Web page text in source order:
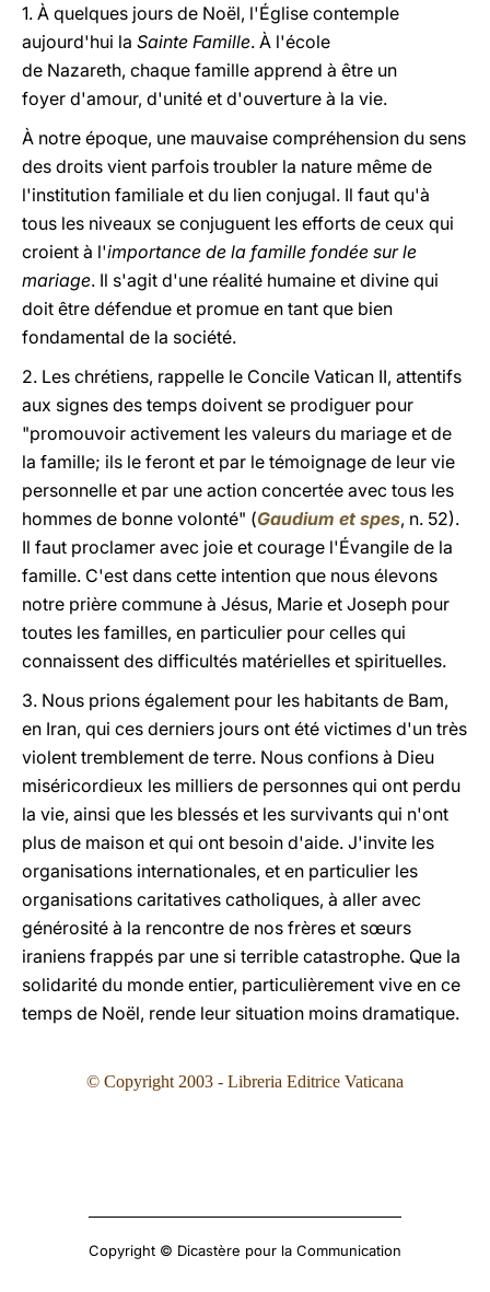
1. À quelques jours de Noël, l'Église contemple
aujourd'hui la Sainte Famille. À l'école
de Nazareth, chaque famille apprend à être un
foyer d'amour, d'unité et d'ouverture à la vie.
À notre époque, une mauvaise compréhension du sens
des droits vient parfois troubler la nature même de
l'institution familiale et du lien conjugal. Il faut qu'à
tous les niveaux se conjuguent les efforts de ceux qui
croient à l'importance de la famille fondée sur le
mariage. Il s'agit d'une réalité humaine et divine qui
doit être défendue et promue en tant que bien
fondamental de la société.
2. Les chrétiens, rappelle le Concile Vatican II, attentifs
aux signes des temps doivent se prodiguer pour
"promouvoir activement les valeurs du mariage et de
la famille; ils le feront et par le témoignage de leur vie
personnelle et par une action concertée avec tous les
hommes de bonne volonté" (Gaudium et spes, n. 52).
Il faut proclamer avec joie et courage l'Évangile de la
famille. C'est dans cette intention que nous élevons
notre prière commune à Jésus, Marie et Joseph pour
toutes les familles, en particulier pour celles qui
connaissent des difficultés matérielles et spirituelles.
3. Nous prions également pour les habitants de Bam,
en Iran, qui ces derniers jours ont été victimes d'un très
violent tremblement de terre. Nous confions à Dieu
miséricordieux les milliers de personnes qui ont perdu
la vie, ainsi que les blessés et les survivants qui n'ont
plus de maison et qui ont besoin d'aide. J'invite les
organisations internationales, et en particulier les
organisations caritatives catholiques, à aller avec
générosité à la rencontre de nos frères et sœurs
iraniens frappés par une si terrible catastrophe. Que la
solidarité du monde entier, particulièrement vive en ce
temps de Noël, rende leur situation moins dramatique.
© Copyright 2003 - Libreria Editrice Vaticana
Copyright © Dicastère pour la Communication